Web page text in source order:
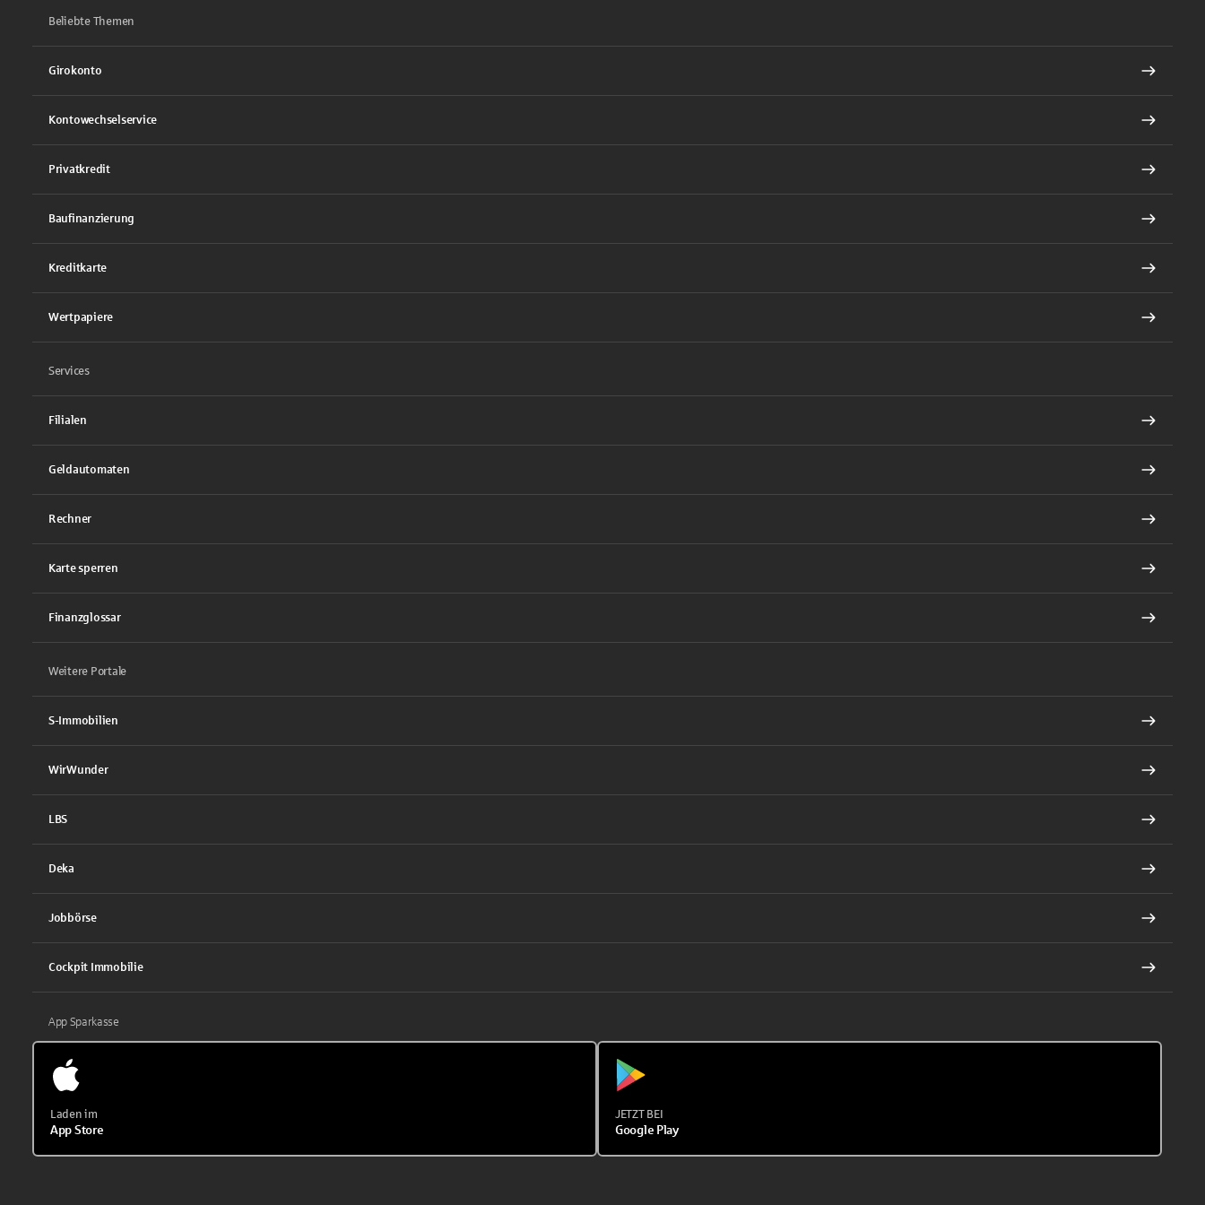
Beliebte Themen
Girokonto
Kontowechselservice
Privatkredit
Baufinanzierung
Kreditkarte
Wertpapiere
Services
Filialen
Geldautomaten
Rechner
Karte sperren
Finanzglossar
Weitere Portale
S-Immobilien
WirWunder
LBS
Deka
Jobbörse
Cockpit Immobilie
App Sparkasse
Laden im
App Store
JETZT BEI
Google Play